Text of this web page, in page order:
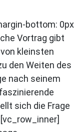
bottom: 0px
Vortrag gibt
kleinsten
den Weiten des
nach seinem
sich die Frage